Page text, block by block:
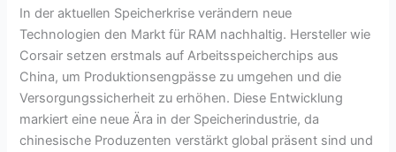
In der aktuellen Speicherkrise verändern neue
Technologien den Markt für RAM nachhaltig. Hersteller wie
Corsair setzen erstmals auf Arbeitsspeicherchips aus
China, um Produktionsengpässe zu umgehen und die
Versorgungssicherheit zu erhöhen. Diese Entwicklung
markiert eine neue Ära in der Speicherindustrie, da
chinesische Produzenten verstärkt global präsent sind und